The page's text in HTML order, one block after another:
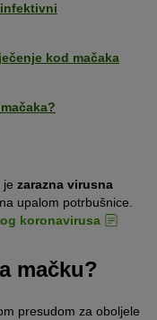
kod mačaka
je zarazna virusna
upalom potrbušnice.
koronavirusa
mačku?
presudom za oboljele